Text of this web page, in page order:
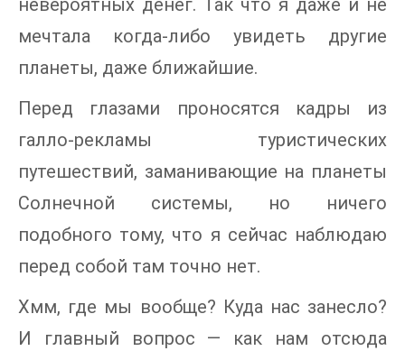
невероятных денег. Так что я даже и не
мечтала когда-либо увидеть другие
планеты, даже ближайшие.
Перед глазами проносятся кадры из
галло-рекламы туристических
путешествий, заманивающие на планеты
Солнечной системы, но ничего
подобного тому, что я сейчас наблюдаю
перед собой там точно нет.
Хмм, где мы вообще? Куда нас занесло?
И главный вопрос — как нам отсюда